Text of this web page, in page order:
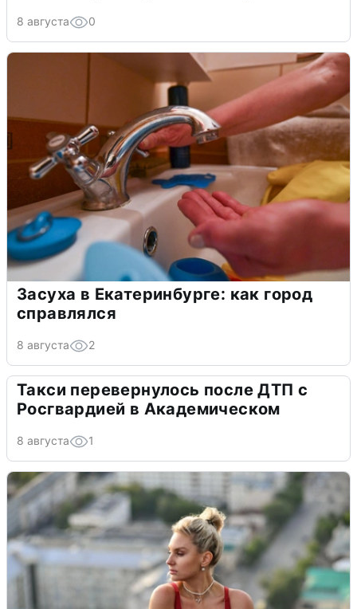
8 августа 0
Засуха в Екатеринбурге: как город
справлялся
8 августа 2
Такси перевернулось после ДТП с
Росгвардией в Академическом
8 августа 1